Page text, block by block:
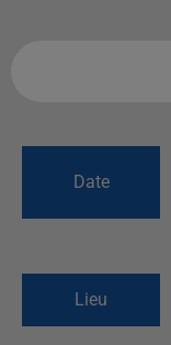
Date
Lieu